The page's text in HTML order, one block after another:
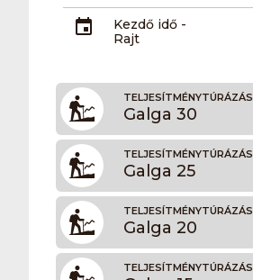
Kezdő idő -
Rajt
TELJESÍTMÉNYTÚRÁZÁS
Galga 30
TELJESÍTMÉNYTÚRÁZÁS
Galga 25
TELJESÍTMÉNYTÚRÁZÁS
Galga 20
TELJESÍTMÉNYTÚRÁZÁS